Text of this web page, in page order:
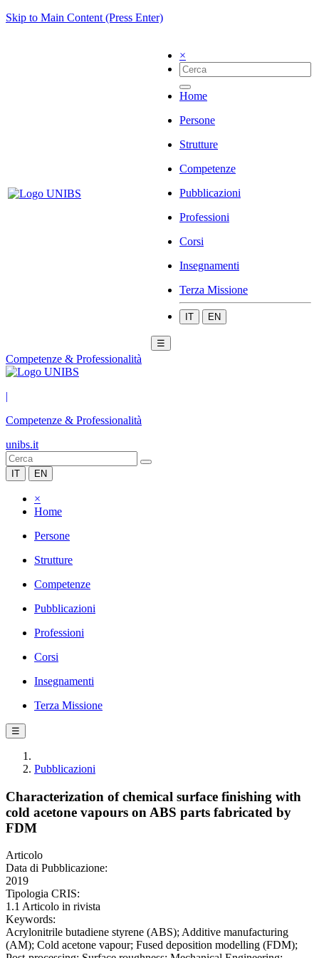
Skip to Main Content (Press Enter)
×
Home
Persone
Strutture
Competenze
Pubblicazioni
Professioni
Corsi
Insegnamenti
Terza Missione
IT EN
☰
Competenze & Professionalità
|
Competenze & Professionalità
unibs.it
IT EN
×
Home
Persone
Strutture
Competenze
Pubblicazioni
Professioni
Corsi
Insegnamenti
Terza Missione
☰
Pubblicazioni
Characterization of chemical surface finishing with
cold acetone vapours on ABS parts fabricated by
FDM
Articolo
Data di Pubblicazione:
2019
Tipologia CRIS:
1.1 Articolo in rivista
Keywords:
Acrylonitrile butadiene styrene (ABS); Additive manufacturing
(AM); Cold acetone vapour; Fused deposition modelling (FDM);